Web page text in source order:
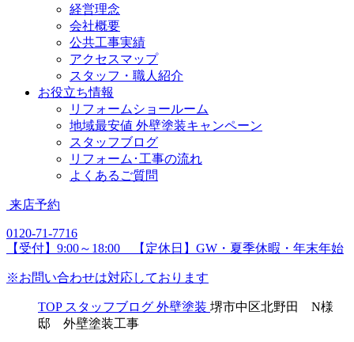
経営理念
会社概要
公共工事実績
アクセスマップ
スタッフ・職人紹介
お役立ち情報
リフォームショールーム
地域最安値 外壁塗装キャンペーン
スタッフブログ
リフォーム･工事の流れ
よくあるご質問
来店予約
0120-71-7716
【受付】9:00～18:00 【定休日】GW・夏季休暇・年末年始
※お問い合わせは対応しております
TOP スタッフブログ 外壁塗装 堺市中区北野田 N様
邸 外壁塗装工事